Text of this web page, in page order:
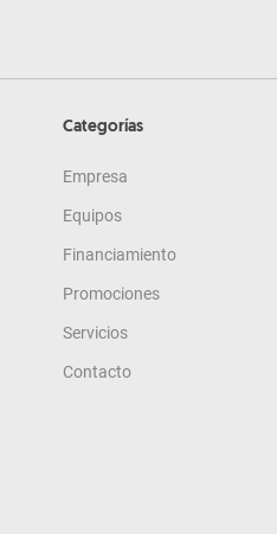
Categorías
Empresa
Equipos
Financiamiento
Promociones
Servicios
Contacto